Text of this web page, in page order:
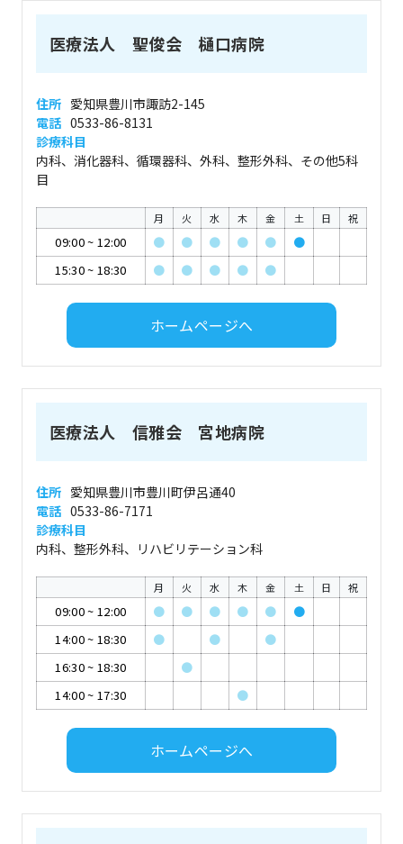
医療法人 聖俊会 樋口病院
住所 愛知県豊川市諏訪2-145
電話 0533-86-8131
診療科目
内科、消化器科、循環器科、外科、整形外科、その他5科
目
月 火 水 木 金 土 日 祝
09:00~ 12:00 ● ● ● ● ●
●
15:30~ 18:30 ● ● ● ● ●
ホームページへ
医療法人 信雅会 宮地病院
住所 愛知県豊川市豊川町伊呂通40
電話 0533-86-7171
診療科目
内科、整形外科、リハビリテーション科
月 火 水 木 金 土 日 祝
09:00~ 12:00 ● ● ● ● ●
●
14:00~ 18:30 ● ●
●
16:30~ 18:30
●
14:00~ 17:30 ●
ホームページへ